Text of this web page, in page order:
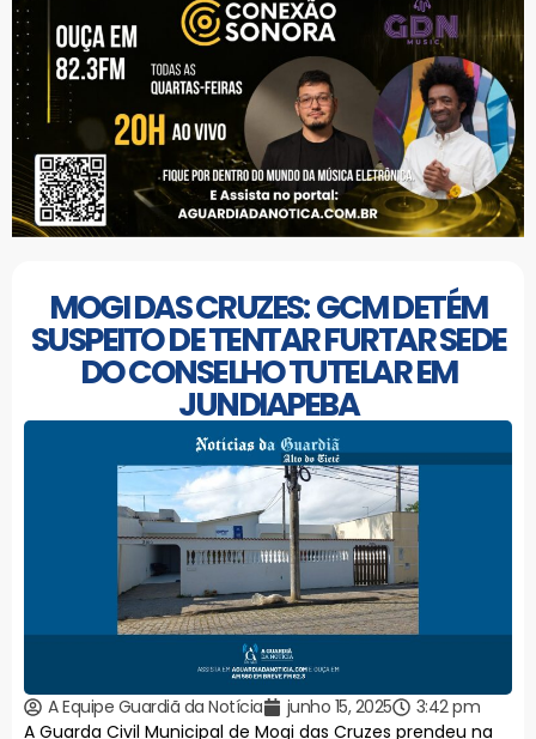
MOGI DAS CRUZES: GCM DETÉM
SUSPEITO DE TENTAR FURTAR SEDE
DO CONSELHO TUTELAR EM
JUNDIAPEBA
A Equipe Guardiã da Notícia junho 15, 2025
3:42 pm
A Guarda Civil Municipal de Mogi das Cruzes prendeu na